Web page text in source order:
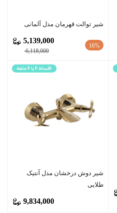
شیر توالت قهرمان مدل آلمانی
16%
6,118,000
5,139,000
شیر دوش درخشان مدل آنتیک
طلایی
9,834,000